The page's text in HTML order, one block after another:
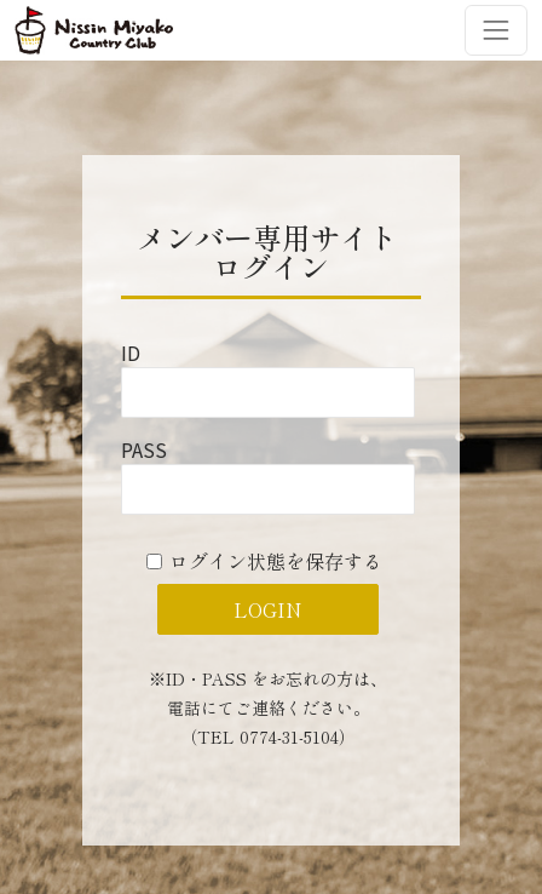
コンテンツへスキップ
メインナビゲーション
メンバー専用サイト
ログイン
ID
PASS
ログイン状態を保存する
※ID・PASS をお忘れの方は、
電話にてご連絡ください。
（TEL 0774-31-5104）